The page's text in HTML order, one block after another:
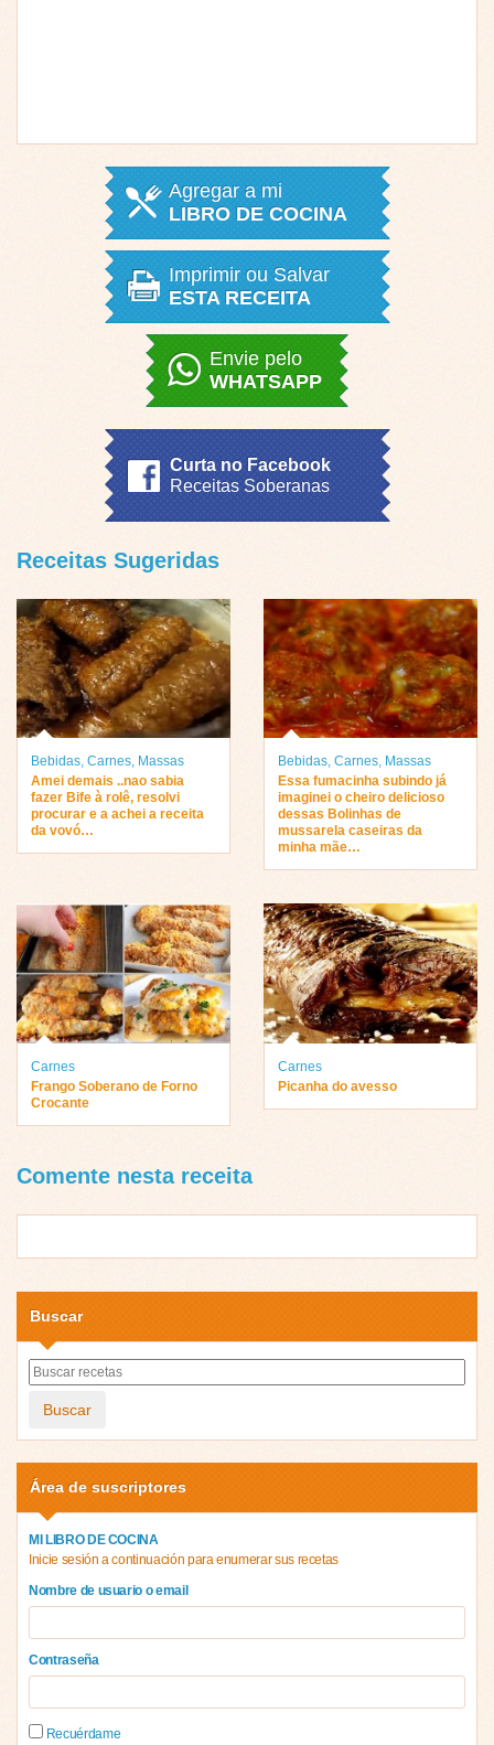
Agregar a mi
LIBRO DE COCINA
Imprimir ou Salvar
ESTA RECEITA
Envie pelo
WHATSAPP
Curta no Facebook
Receitas Soberanas
Receitas Sugeridas
Bebidas, Carnes, Massas
Amei demais ..nao sabia
fazer Bife à rolê, resolvi
procurar e a achei a receita
da vovó…
Bebidas, Carnes, Massas
Essa fumacinha subindo já
imaginei o cheiro delicioso
dessas Bolinhas de
mussarela caseiras da
minha mãe…
Carnes
Frango Soberano de Forno
Crocante
Carnes
Picanha do avesso
Comente nesta receita
Buscar
Buscar
Área de suscriptores
MI LIBRO DE COCINA
Inicie sesión a continuación para enumerar sus recetas
Nombre de usuario o email
Contraseña
Recuérdame